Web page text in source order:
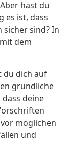
hast du
es ist, dass
sind? In
dem
du dich auf
gründliche
deine
möglichen
und